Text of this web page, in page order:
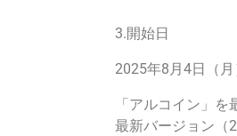
3.開始日
2025年8月4日（月
「アルコイン」
最新バージョン（